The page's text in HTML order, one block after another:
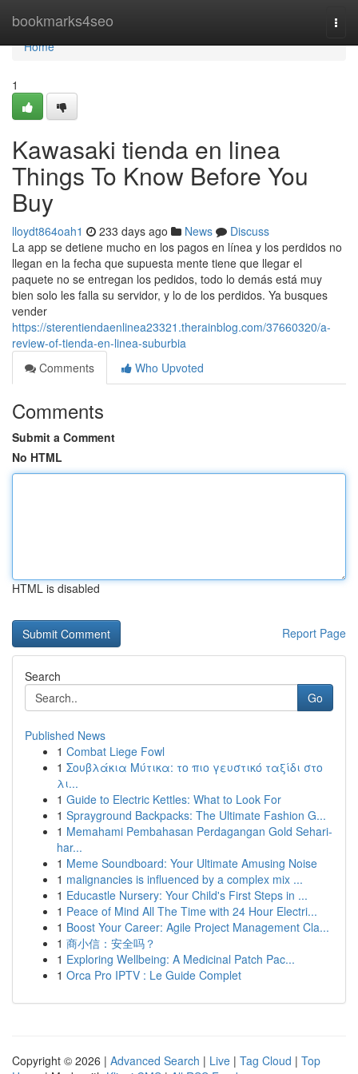
bookmarks4seo
Home
Home
1
Kawasaki tienda en linea
Things To Know Before You
Buy
lloydt864oah1 233 days ago News
Discuss
La app se detiene mucho en los pagos en línea y los perdidos no
llegan en la fecha que supuesta mente tiene que llegar el
paquete no se entregan los pedidos, todo lo demás está muy
bien solo les falla su servidor, y lo de los perdidos. Ya busques
vender
https://sterentiendaenlinea23321.therainblog.com/37660320/a-
review-of-tienda-en-linea-suburbia
Comments
Who Upvoted
Comments
Submit a Comment
No HTML
HTML is disabled
Report Page
Search
Go
Published News
1 Combat Liege Fowl
1 Σουβλάκια Μύτικα: το πιο γευστικό ταξίδι στο
λι...
1 Guide to Electric Kettles: What to Look For
1 Sprayground Backpacks: The Ultimate Fashion G...
1 Memahami Pembahasan Perdagangan Gold Sehari-
har...
1 Meme Soundboard: Your Ultimate Amusing Noise
1 malignancies is influenced by a complex mix ...
1 Educastle Nursery: Your Child's First Steps in ...
1 Peace of Mind All The Time with 24 Hour Electri...
1 Boost Your Career: Agile Project Management Cla...
1 商小信：安全吗？
1 Exploring Wellbeing: A Medicinal Patch Pac...
1 Orca Pro IPTV : Le Guide Complet
Copyright © 2026 | Advanced Search | Live | Tag Cloud | Top